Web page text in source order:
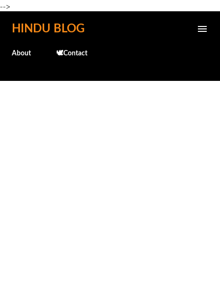
-->
Skip to main content
HINDU BLOG
About 🕊️Contact